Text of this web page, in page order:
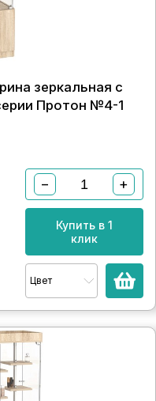
зеркальная с
Протон №4-1
− +
Купить в 1
клик
Цвет